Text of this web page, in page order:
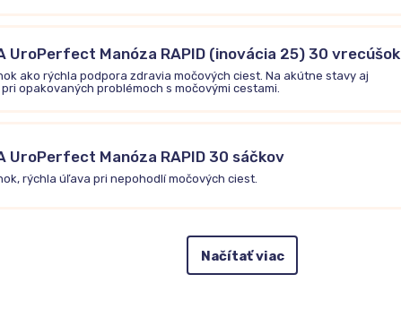
UroPerfect Manóza RAPID (inovácia 25) 30 vrecúšok
ako rýchla podpora zdravia močových ciest. Na akútne stavy aj
opakovaných problémoch s močovými cestami.
UroPerfect Manóza RAPID 30 sáčkov
rýchla úľava pri nepohodlí močových ciest.
Načítať viac